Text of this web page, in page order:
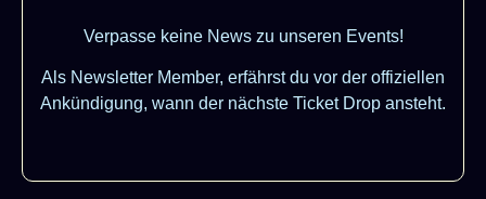
Verpasse keine News zu unseren Events!
Als Newsletter Member, erfährst du vor der offiziellen
Ankündigung, wann der nächste Ticket Drop ansteht.